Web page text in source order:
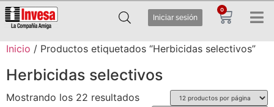
Iniciar sesión
0
Inicio / Productos etiquetados “Herbicidas selectivos”
Herbicidas selectivos
Mostrando los 22 resultados